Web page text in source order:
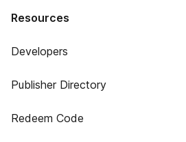
Resources
Developers
Publisher Directory
Redeem Code